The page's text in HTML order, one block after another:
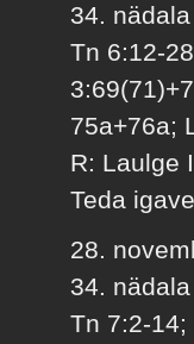
34.
Tn 6:12-
75a+76a;
R: Laulge
Teda
28.
34.
Tn 7:2-14;